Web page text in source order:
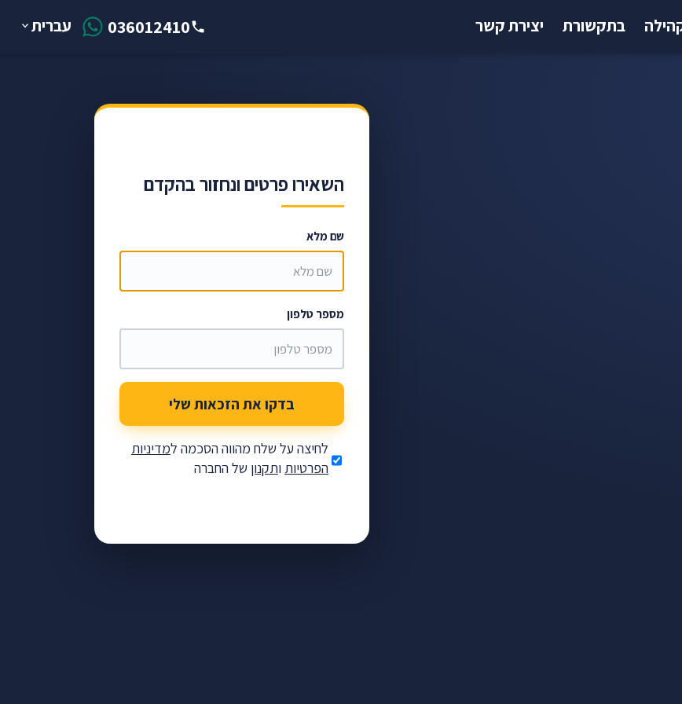
בתקשורת יצירת קשר 036012410 עברית
השאירו פרטים ונחזור בהקדם
שם מלא
מספר טלפון
בדקו את הזכאות שלי
לחיצה על שלח מהווה הסכמה למדיניות
הפרטיות ותקנון של החברה
ותשלום עד החלמה
לניהול תיקים. ליווי אישי; התשלום — לפי הצלחה בלבד.